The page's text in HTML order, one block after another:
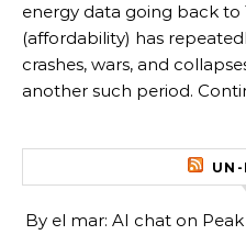
energy data going back to
(affordability) has
crashes, wars, and
another such period.
By el mar: AI chat on